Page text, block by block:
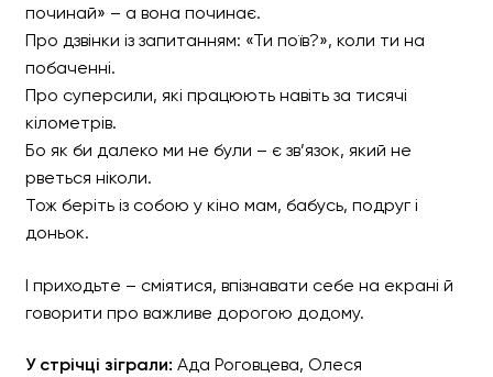
починай» – а вона починає.
Про дзвінки із запитанням: «Ти поїв?», коли ти на
побаченні.
Про суперсили, які працюють навіть за тисячі
кілометрів.
Бо як би далеко ми не були – є зв’язок, який не
рветься ніколи.
Тож беріть із собою у кіно мам, бабусь, подруг і
доньок.
І приходьте – сміятися, впізнавати себе на екрані й
говорити про важливе дорогою додому.
У стрічці зіграли: Ада Роговцева, Олеся